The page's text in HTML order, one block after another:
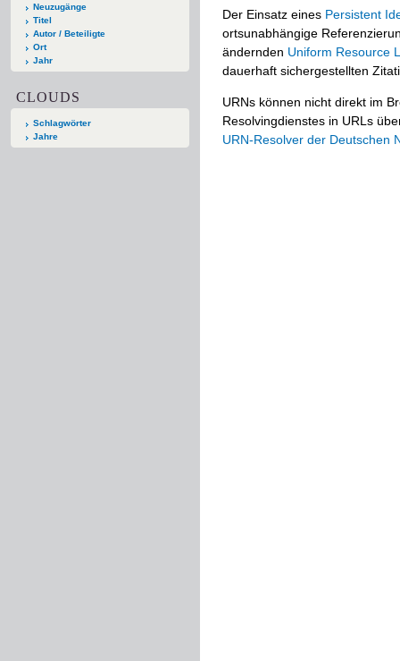
Neuzugänge
Titel
Autor / Beteiligte
Ort
Jahr
CLOUDS
Schlagwörter
Jahre
Der Einsatz eines Persistent
ortsunabhängige
ändernden Uniform Resource
dauerhaft sichergestellten
URNs können nicht direkt im
Resolvingdienstes in URLs
URN-Resolver der Deutschen